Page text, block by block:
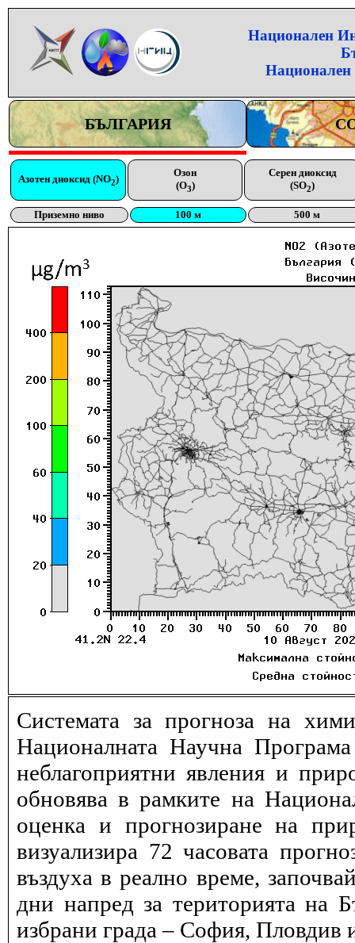
Национален
Национален
БЪЛГАРИЯ
Азотен диоксид (NO2)
Озон
(O3)
Серен диоксид
(SO2)
Приземно ниво 100 м 500 м
Системата за прогноза на
Националната Научна
неблагоприятни явления и
обновява в рамките на
оценка и прогнозиране на
визуализира 72 часовата
въздуха в реално време,
дни напред за територията на
избрани града – София, Пловдив